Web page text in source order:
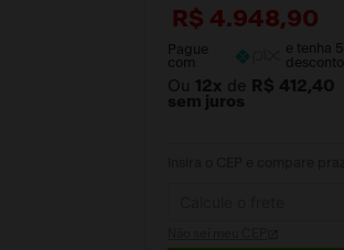
R$ 4.948,90
Pague
com
e tenha 5
desconto
Ou 12x de
R$ 412,40
sem juros